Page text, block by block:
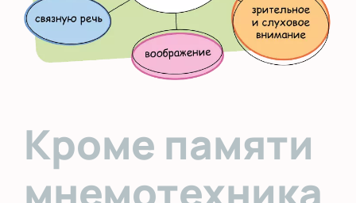
Кроме памяти